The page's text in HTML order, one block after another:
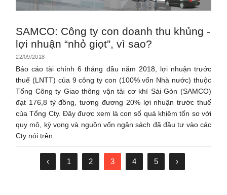
SAMCO: Công ty con doanh thu khủng -
lợi nhuận “nhỏ giọt”, vì sao?
22/09/2018
Báo cáo tài chính 6 tháng đầu năm 2018, lợi nhuận trước
thuế (LNTT) của 9 công ty con (100% vốn Nhà nước) thuộc
Tổng Công ty Giao thông vận tải cơ khí Sài Gòn (SAMCO)
đạt 176,8 tỷ đồng, tương đương 20% lợi nhuận trước thuế
của Tổng Cty. Đây được xem là con số quá khiêm tốn so với
quy mô, kỳ vọng và nguồn vốn ngân sách đã đầu tư vào các
Cty nói trên.
‹ 1 2 3 4 5 ›